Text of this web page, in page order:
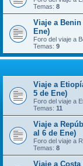
Temas: 8
Viaje a
Ene)
Foro del viaje a
Temas: 9
Viaje a
5 de Ene)
Foro del viaje a
Temas: 11
Viaje a
al 6 de Ene)
Foro del viaje a
Temas: 8
Viaje a